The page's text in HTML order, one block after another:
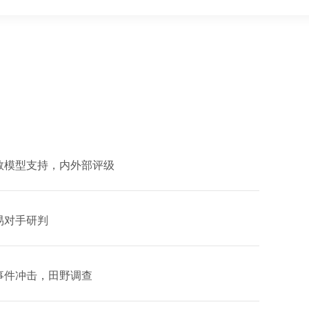
型支持，内外部评级
手研判
冲击，田野调查